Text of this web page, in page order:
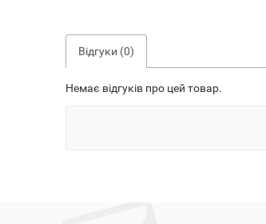
Відгуки (0)
Немає відгуків про цей товар.